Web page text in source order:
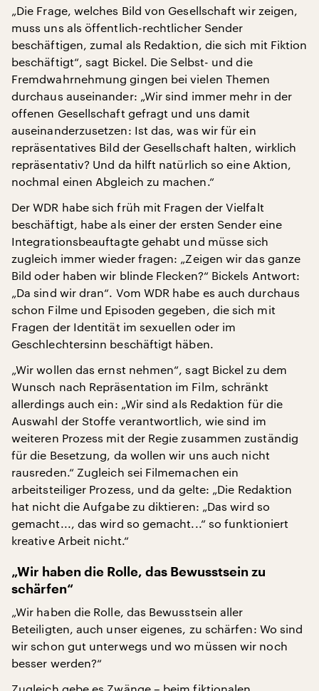
„Die Frage, welches Bild von Gesellschaft wir zeigen,
muss uns als öffentlich-rechtlicher Sender
beschäftigen, zumal als Redaktion, die sich mit Fiktion
beschäftigt“, sagt Bickel. Die Selbst- und die
Fremdwahrnehmung gingen bei vielen Themen
durchaus auseinander: „Wir sind immer mehr in der
offenen Gesellschaft gefragt und uns damit
auseinanderzusetzen: Ist das, was wir für ein
repräsentatives Bild der Gesellschaft halten, wirklich
repräsentativ? Und da hilft natürlich so eine Aktion,
nochmal einen Abgleich zu machen.“
Der WDR habe sich früh mit Fragen der Vielfalt
beschäftigt, habe als einer der ersten Sender eine
Integrationsbeauftagte gehabt und müsse sich
zugleich immer wieder fragen: „Zeigen wir das ganze
Bild oder haben wir blinde Flecken?“ Bickels Antwort:
„Da sind wir dran“. Vom WDR habe es auch durchaus
schon Filme und Episoden gegeben, die sich mit
Fragen der Identität im sexuellen oder im
Geschlechtersinn beschäftigt häben.
„Wir wollen das ernst nehmen“, sagt Bickel zu dem
Wunsch nach Repräsentation im Film, schränkt
allerdings auch ein: „Wir sind als Redaktion für die
Auswahl der Stoffe verantwortlich, wie sind im
weiteren Prozess mit der Regie zusammen zuständig
für die Besetzung, da wollen wir uns auch nicht
rausreden.“ Zugleich sei Filmemachen ein
arbeitsteiliger Prozess, und da gelte: „Die Redaktion
hat nicht die Aufgabe zu diktieren: „Das wird so
gemacht..., das wird so gemacht...“ so funktioniert
kreative Arbeit nicht.“
„Wir haben die Rolle, das Bewusstsein zu
schärfen“
„Wir haben die Rolle, das Bewusstsein aller
Beteiligten, auch unser eigenes, zu schärfen: Wo sind
wir schon gut unterwegs und wo müssen wir noch
besser werden?“